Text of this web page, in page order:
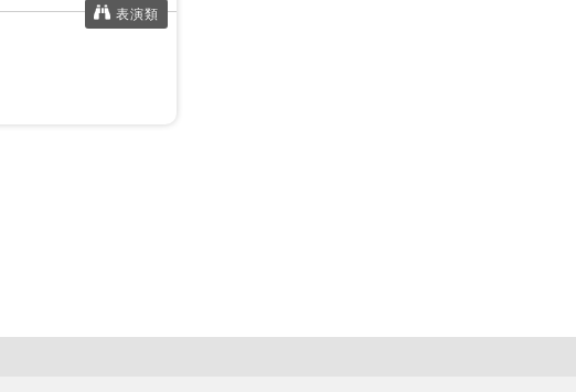
表演類